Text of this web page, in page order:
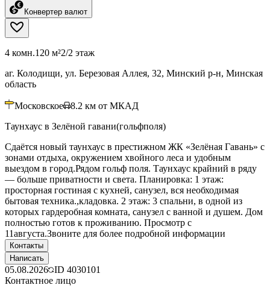
Конвертер валют
4 комн.120 м²2/2 этаж
аг. Колодищи, ул. Березовая Аллея, 32, Минский р-н, Минская
область
Московское 8.2 км от МКАД
Таунхаус в Зелёной гавани(гольфполя)
Сдаётся новый таунхаус в престижном ЖК «Зелёная Гавань» с
зонами отдыха, окружением хвойного леса и удобным
выездом в город.Рядом гольф поля. Таунхаус крайний в ряду
— больше приватности и света. Планировка: 1 этаж:
просторная гостиная с кухней, санузел, вся необходимая
бытовая техника.,кладовка. 2 этаж: 3 спальни, в одной из
которых гардеробная комната, санузел с ванной и душем. Дом
полностью готов к проживанию. Просмотр с
11августа.Звоните для более подробной информации
Контакты
Написать
05.08.2026 ID 4030101
Контактное лицо